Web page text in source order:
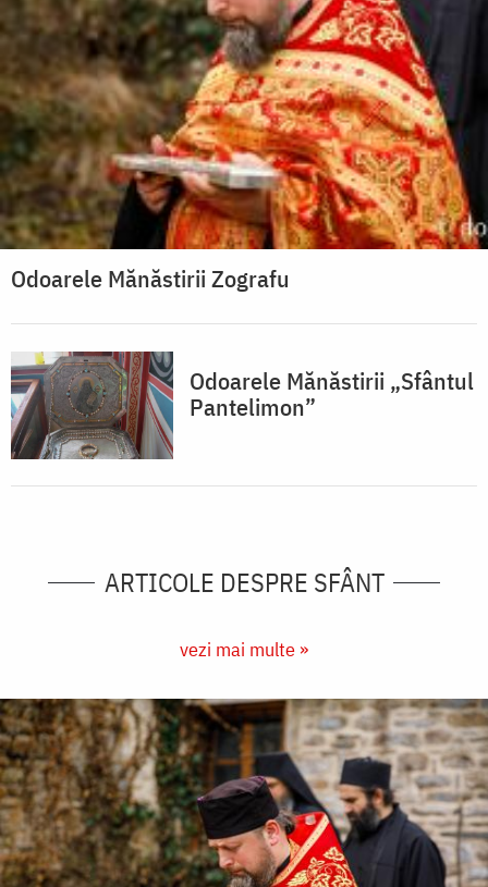
Odoarele Mănăstirii Zografu
Odoarele Mănăstirii „Sfântul
Pantelimon”
ARTICOLE DESPRE SFÂNT
vezi mai multe »